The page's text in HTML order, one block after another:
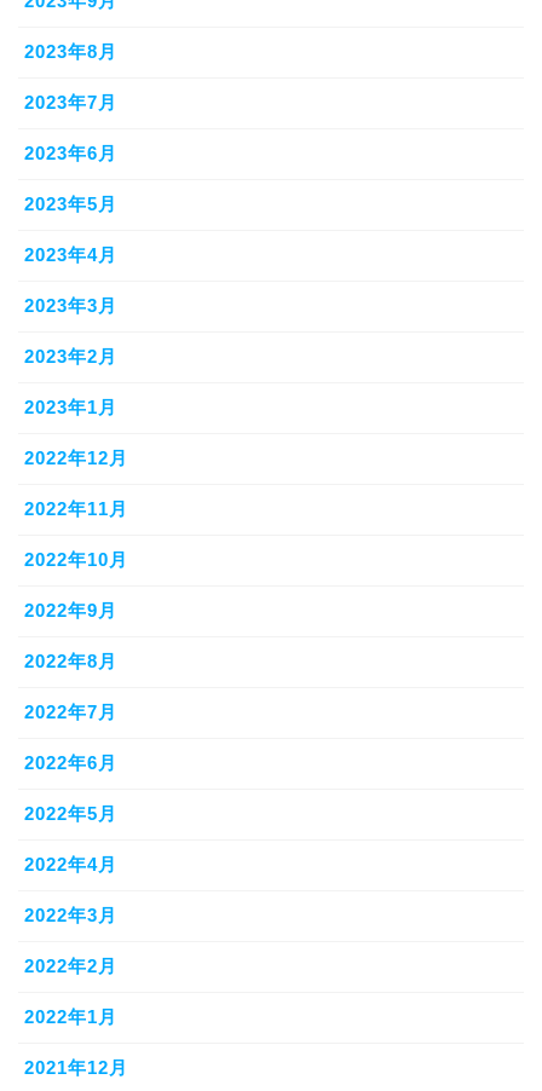
2023年8月
2023年7月
2023年6月
2023年5月
2023年4月
2023年3月
2023年2月
2023年1月
2022年12月
2022年11月
2022年10月
2022年9月
2022年8月
2022年7月
2022年6月
2022年5月
2022年4月
2022年3月
2022年2月
2022年1月
2021年12月